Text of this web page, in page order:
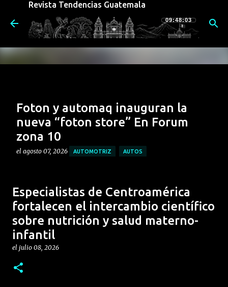
Revista Tendencias Guatemala
09:48:04
Foton y automaq inauguran la
nueva “foton store” En Forum
zona 10
el agosto 07, 2026 AUTOMOTRIZ AUTOS
oficial de su nueva Foton Store en Forum Zona 10. Este
nuevo concepto de atención representa un hito en la
evolución de la marca, diseñado para ofrecer una
experiencia moderna, personalizada y de alto nivel a
sus clientes. Más que la apertura de una sala de ventas,
trayectoria basada en la confianza, el progreso
Especialistas de Centroamérica
fortalecen el intercambio científico
sobre nutrición y salud materno-
infantil
el julio 08, 2026